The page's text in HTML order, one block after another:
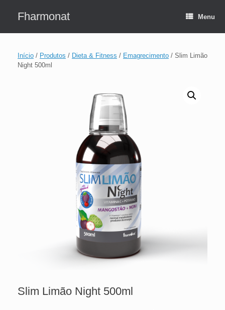
Fharmonat Menu
Início / Produtos / Dieta & Fitness / Emagrecimento / Slim Limão
Night 500ml
Slim Limão Night 500ml